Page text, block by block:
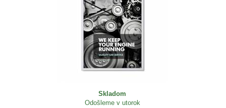
Skladom
Odošleme v utorok